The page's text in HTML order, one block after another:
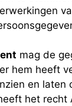
mag de
hem heeft
en laten
het recht